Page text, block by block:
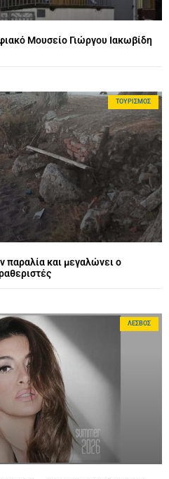
Μουσείο Γιώργου Ιακωβίδη
ΤΟΥΡΙΣΜΌΣ
παραλία και μεγαλώνει ο
ΛΈΣΒΟΣ